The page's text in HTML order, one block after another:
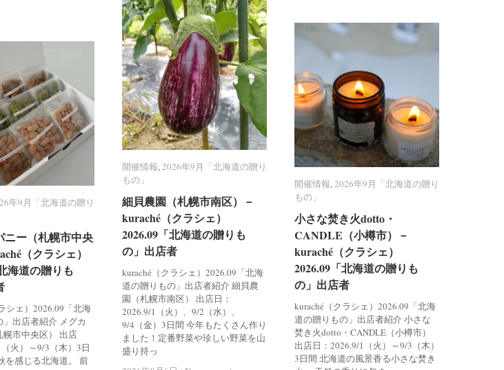
開催情報,2026年9月「北海道の贈り
もの」
細貝農園（札幌市南区）－
kuraché（クラシェ）
2026.09「北海道の贈りも
の」出店者
kuraché（クラシェ）2026.09「北海
道の贈りもの」出店者紹介 細貝農
園（札幌市南区） 出店日：
2026.9/1（火）、9/2（水）、
9/4（金）3日間 今年もたくさん作り
ました！定番野菜や珍しい野菜を山
盛り持っ
開催情報 2026年9月「北海道の贈り
もの」
細貝農園（札幌市南区）－
kuraché（クラシェ）
2026.09「北海道の贈りも
の」出店者
開催情報,2026年9月「北海道の贈り
もの」
小さな焚き火dotto・
CANDLE（小樽市）－
kuraché（クラシェ）
2026.09「北海道の贈りも
の」出店者
kuraché（クラシェ）2026.09「北海
道の贈りもの」出店者紹介 小さな
焚き火dotto・CANDLE（小樽市）
出店日：2026.9/1（火）～9/3（木）
3日間 北海道の風景香る小さな焚き
開催情報 2026年9月「北海道の贈り
もの」
小さな焚き火dotto・
CANDLE（小樽市）－
kuraché（クラシェ）
2026.09「北海道の贈りも
の」出店者
年9月「北海道の贈り
ニー（札幌市中央
（クラシェ）
海道の贈りも
シェ）2026.09「北海
出店者紹介 メグカ
幌市中央区） 出店
火）～9/3（木）3日
を感じる北海道。 前
年9月「北海道の贈り
ニー（札幌市中央
（クラシェ）
海道の贈りも